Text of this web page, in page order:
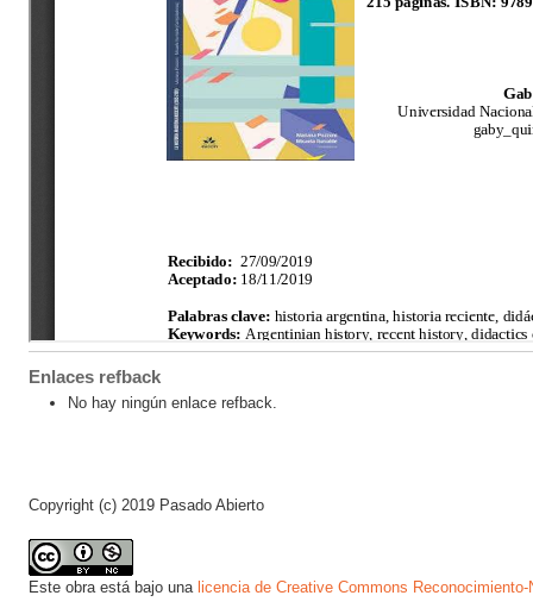
Enlaces refback
No hay ningún enlace refback.
Copyright (c) 2019 Pasado Abierto
Este obra está bajo una licencia de Creative Commons